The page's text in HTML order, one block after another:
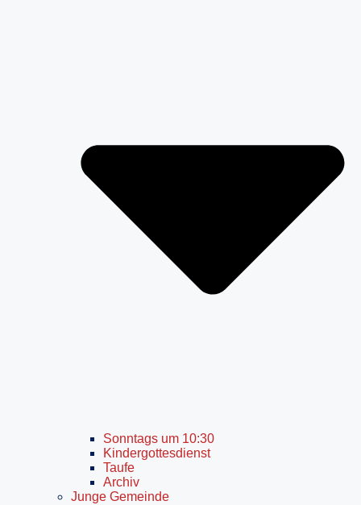
Sonntags um 10:30
Kindergottesdienst
Taufe
Archiv
Junge Gemeinde